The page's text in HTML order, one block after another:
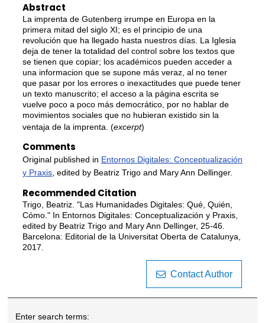
Abstract
La imprenta de Gutenberg irrumpe en Europa en la
primera mitad del siglo XI; es el principio de una
revolución que ha llegado hasta nuestros días. La Iglesia
deja de tener la totalidad del control sobre los textos que
se tienen que copiar; los académicos pueden acceder a
una informacion que se supone más veraz, al no tener
que pasar por los errores o inexactitudes que puede tener
un texto manuscrito; el acceso a la página escrita se
vuelve poco a poco más democrático, por no hablar de
movimientos sociales que no hubieran existido sin la
ventaja de la imprenta. (excerpt)
Comments
Original published in Entornos Digitales: Conceptualización
y Praxis, edited by Beatriz Trigo and Mary Ann Dellinger.
Recommended Citation
Trigo, Beatriz. "Las Humanidades Digitales: Qué, Quién,
Cómo." In Entornos Digitales: Conceptualización y Praxis,
edited by Beatriz Trigo and Mary Ann Dellinger, 25-46.
Barcelona: Editorial de la Universitat Oberta de Catalunya,
2017.
Contact Author
Enter search terms: